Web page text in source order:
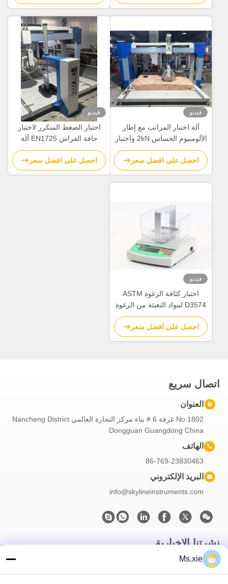
الرغوة
فيديو
آلة اختبار المراتب مع إطار
الألومنيوم الحساس 2kN واختبار
فقدان الارتفاع للامتثال لمعيار
EN 1957
احصل على افضل سعر
فيديو
اختبار الضغط المتكرر لاختبار
حافة الفراش EN1725 آلة
اختبار متانة حافة الفراش
احصل على افضل سعر
فيديو
اختبار كثافة الرغوة ASTM
D3574 لمواد التعبئة من الرغوة
الإسفنجية
احصل على افضل سعر
اتصال سريع
العنوان
No.1802 غرفة 6 # بناء مركز التجارة العالمي Nancheng District
Dongguan Guangdong China
الهاتف
86-769-23830463
البريد الإلكتروني
info@skylineinstruments.com
نشرتنا الإخبارية
اشترك في نشرتنا الإخبارية للحصول على خصومات وأكثر.
Ms.xie